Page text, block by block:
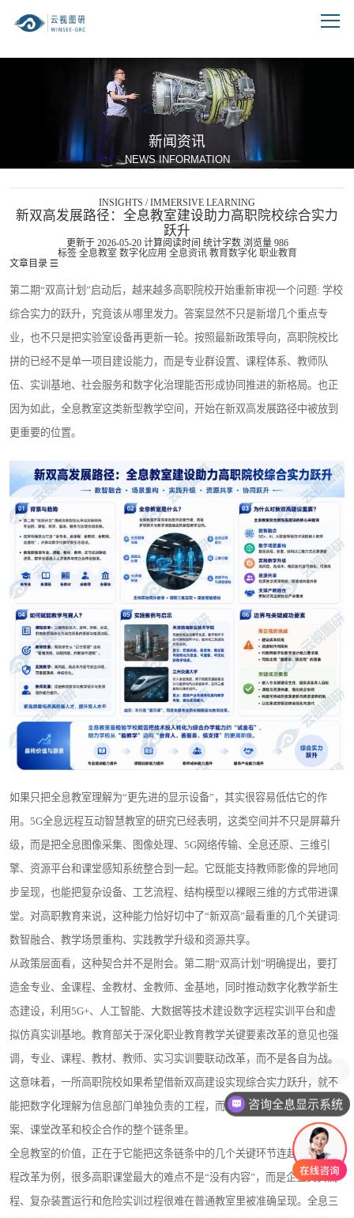
新闻资讯
NEWS INFORMATION
INSIGHTS / IMMERSIVE LEARNING
新双高发展路径：全息教室建设助力高职院校综合实力
跃升
更新于 2026-05-20 计算阅读时间 统计字数 浏览量 986
标签 全息教室 数字化应用 全息资讯 教育数字化 职业教育
文章目录 ☰
第二期“双高计划”启动后，越来越多高职院校开始重新审视一个问题: 学校
综合实力的跃升，究竟该从哪里发力。答案显然不只是新增几个重点专
业，也不只是把实验室设备再更新一轮。按照最新政策导向，高职院校比
拼的已经不是单一项目建设能力，而是专业群设置、课程体系、教师队
伍、实训基地、社会服务和数字化治理能否形成协同推进的新格局。也正
因为如此，全息教室这类新型教学空间，开始在新双高发展路径中被放到
更重要的位置。
如果只把全息教室理解为“更先进的显示设备”，其实很容易低估它的作
用。5G全息远程互动智慧教室的研究已经表明，这类空间并不只是屏幕升
级，而是把全息图像采集、图像处理、5G网络传输、全息还原、三维引
擎、资源平台和课堂感知系统整合到一起。它既能支持教师影像的异地同
步呈现，也能把复杂设备、工艺流程、结构模型以裸眼三维的方式带进课
堂。对高职教育来说，这种能力恰好切中了“新双高”最看重的几个关键词:
数智融合、教学场景重构、实践教学升级和资源共享。
从政策层面看，这种契合并不是附会。第二期“双高计划”明确提出，要打
造金专业、金课程、金教材、金教师、金基地，同时推动数字化教学新生
态建设，利用5G+、人工智能、大数据等技术建设数字远程实训平台和虚
拟仿真实训基地。教育部关于深化职业教育教学关键要素改革的意见也强
调，专业、课程、教材、教师、实习实训要联动改革，而不是各自为战。
这意味着，一所高职院校如果希望借新双高建设实现综合实力跃升，就不
能把数字化理解为信息部门单独负责的工程，而应把它嵌入人才培养方
案、课堂改革和校企合作的整个链条里。
全息教室的价值，正在于它能把这条链条中的几个关键环节连起来。以课
程改革为例，很多高职课堂最大的难点不是“没有内容”，而是企业真实流
程、复杂装置运行和危险实训过程很难在普通教室里被准确呈现。全息三
咨询全息显示系统